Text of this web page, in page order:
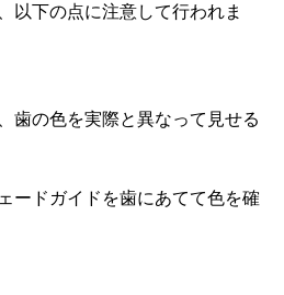
以下の点に注意して行われま
歯の色を実際と異なって見せる
ードガイドを歯にあてて色を確